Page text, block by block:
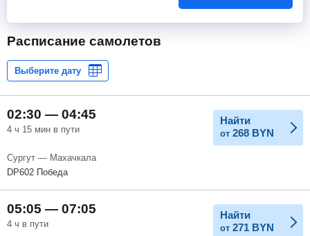
Расписание самолетов
02:30 — 04:45
4 ч 15 мин в пути
Найти
от 268 BYN
Сургут — Махачкала
DP602 Победа
05:05 — 07:05
4 ч в пути
Найти
от 271 BYN